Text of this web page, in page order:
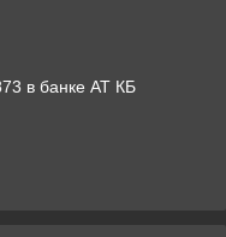
в банке АТ КБ